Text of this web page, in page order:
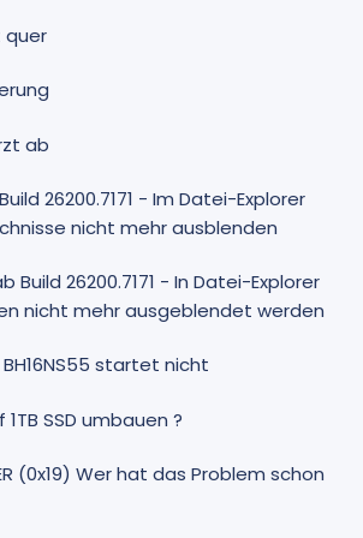
quer
ab
26200.7171 - Im Datei-Explorer
nicht mehr ausblenden
Build 26200.7171 - In Datei-Explorer
nicht mehr ausgeblendet werden
BH16NS55 startet nicht
1TB SSD umbauen ?
(0x19) Wer hat das Problem schon